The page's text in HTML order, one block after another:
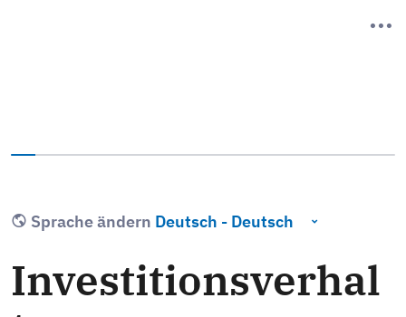
Sprache ändern
Investitionsverhal